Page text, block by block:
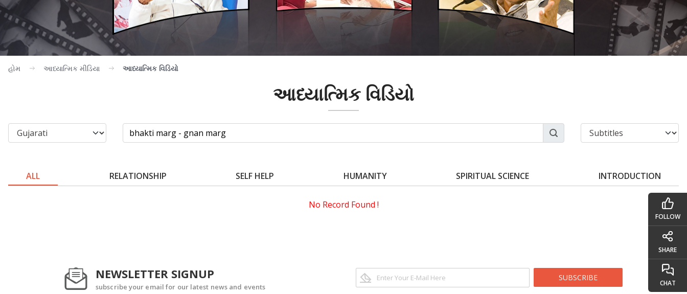
હોમ આધ્યાત્મિક મીડિયા આધ્યાત્મિક વિડિયો
આધ્યાત્મિક વિડિયો
ALL RELATIONSHIP SELF HELP HUMANITY SPIRITUAL SCIENCE INTRODUCTION
No Record Found !
NEWSLETTER SIGNUP
subscribe your email for our latest news and events
SUBSCRIBE
FOLLOW
SHARE
CHAT